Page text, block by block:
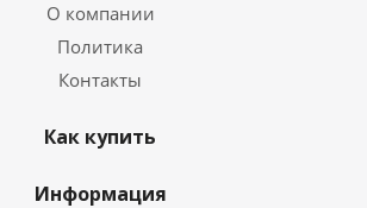
О компании
Политика
Контакты
Как купить
Информация